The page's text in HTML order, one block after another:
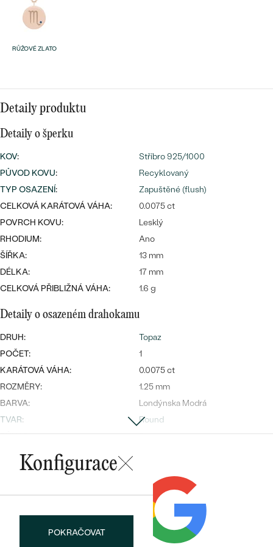
Wave kolekce
PROHLÉDNOUT
PODLE TVARU KAMENE
NA MÍRU
Bestsellery
Personalizované
Nejprodávanější
prsteny
RŮŽOVÉ ZLATO
Detaily produktu
Detaily o šperku
KOV:
Stříbro 925/1000
PŮVOD KOVU:
Recyklovaný
TYP OSAZENÍ:
Zapuštěné (flush)
CELKOVÁ KARÁTOVÁ VÁHA:
0.0075 ct
POVRCH KOVU:
Lesklý
RHODIUM:
Ano
ŠÍŘKA:
13 mm
DÉLKA:
17 mm
CELKOVÁ PŘIBLIŽNÁ VÁHA:
1.6 g
Detaily o osazeném drahokamu
DRUH:
Topaz
POČET:
1
KARÁTOVÁ VÁHA:
0.0075 ct
ROZMĚRY:
1.25 mm
BARVA:
Londýnska Modrá
TVAR:
Round
PŮVOD:
Přírodní
Konfigurace
POKRAČOVAT